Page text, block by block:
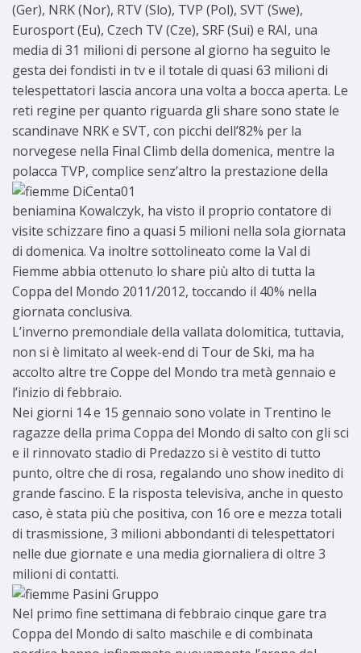
(Ger), NRK (Nor), RTV (Slo), TVP (Pol), SVT (Swe),
Eurosport (Eu), Czech TV (Cze), SRF (Sui) e RAI, una
media di 31 milioni di persone al giorno ha seguito le
gesta dei fondisti in tv e il totale di quasi 63 milioni di
telespettatori lascia ancora una volta a bocca aperta. Le
reti regine per quanto riguarda gli share sono state le
scandinave NRK e SVT, con picchi dell’82% per la
norvegese nella Final Climb della domenica, mentre la
polacca TVP, complice senz’altro la prestazione della
beniamina Kowalczyk, ha visto il proprio contatore di
visite schizzare fino a quasi 5 milioni nella sola giornata
di domenica. Va inoltre sottolineato come la Val di
Fiemme abbia ottenuto lo share più alto di tutta la
Coppa del Mondo 2011/2012, toccando il 40% nella
giornata conclusiva.
L’inverno premondiale della vallata dolomitica, tuttavia,
non si è limitato al week-end di Tour de Ski, ma ha
accolto altre tre Coppe del Mondo tra metà gennaio e
l’inizio di febbraio.
Nei giorni 14 e 15 gennaio sono volate in Trentino le
ragazze della prima Coppa del Mondo di salto con gli sci
e il rinnovato stadio di Predazzo si è vestito di tutto
punto, oltre che di rosa, regalando uno show inedito di
grande fascino. E la risposta televisiva, anche in questo
caso, è stata più che positiva, con 16 ore e mezza totali
di trasmissione, 3 milioni abbondanti di telespettatori
nelle due giornate e una media giornaliera di oltre 3
milioni di contatti.
Nel primo fine settimana di febbraio cinque gare tra
Coppa del Mondo di salto maschile e di combinata